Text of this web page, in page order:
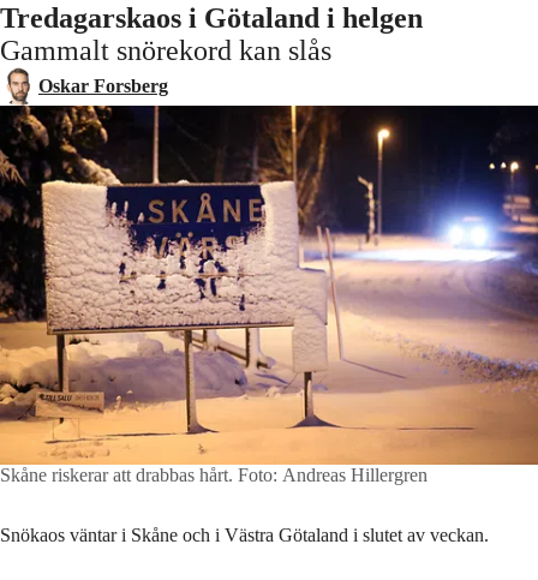
Tredagarskaos i Götaland i helgen
Gammalt snörekord kan slås
Oskar Forsberg
Skåne riskerar att drabbas hårt. Foto: Andreas Hillergren
Snökaos väntar i Skåne och i Västra Götaland i slutet av veckan.